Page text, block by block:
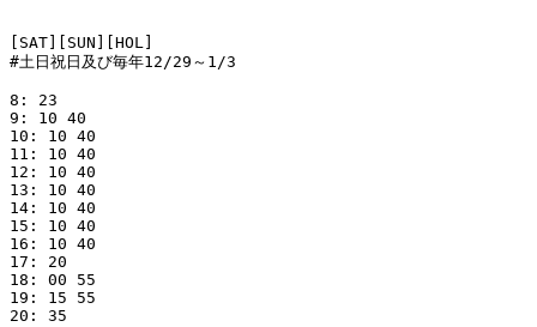
[SAT][SUN][HOL]
#土日祝日及び毎年12/29～1/3
8: 23
9: 10 40
10: 10 40
11: 10 40
12: 10 40
13: 10 40
14: 10 40
15: 10 40
16: 10 40
17: 20
18: 00 55
19: 15 55
20: 35